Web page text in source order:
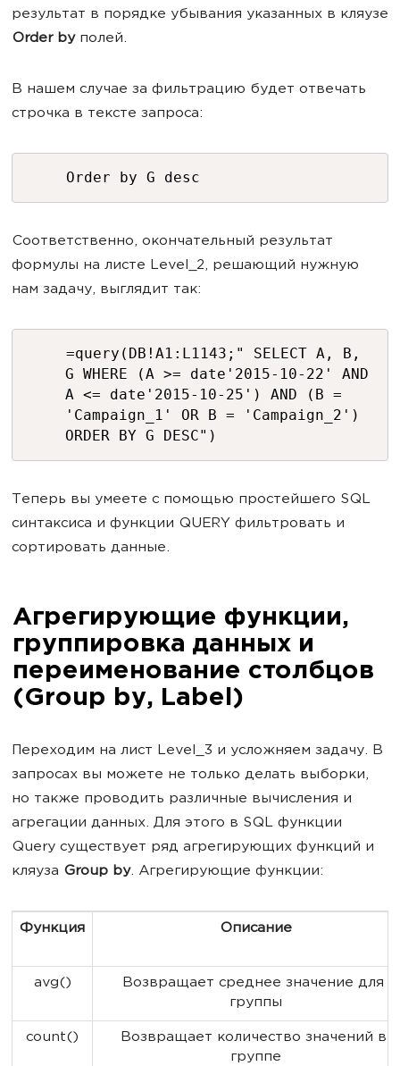
результат в порядке убывания указанных в кляузе
Order byполей.
В нашем случае за фильтрацию будет отвечать
строчка в тексте запроса:
Order by G desc
Соответственно, окончательный результат
формулы на листе Level_2, решающий нужную
нам задачу, выглядит так:
=query(DB!A1:L1143;" SELECT A, B,
G WHERE (A >= date'2015-10-22' AND
A <= date'2015-10-25') AND (B =
'Campaign_1' OR B = 'Campaign_2')
ORDER BY G DESC")
Теперь вы умеете с помощью простейшего SQL
синтаксиса и функции QUERY фильтровать и
сортировать данные.
Агрегирующие функции,
группировка данных и
переименование столбцов
(Group by, Label)
Переходим на лист Level_3 и усложняем задачу. В
запросах вы можете не только делать выборки,
но также проводить различные вычисления и
агрегации данных. Для этого в SQL функции
Query существует ряд агрегирующих функций и
кляуза Group by. Агрегирующие функции:
Функция Описание
avg()
Возвращает среднее значение для
группы
count()
Возвращает количество значений в
группе